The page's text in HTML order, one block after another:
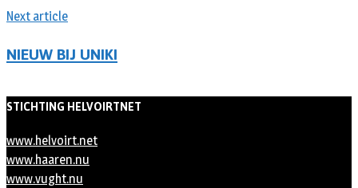
Next article
NIEUW BIJ UNIKI
STICHTING HELVOIRTNET
www.helvoirt.net
www.haaren.nu
www.vught.nu